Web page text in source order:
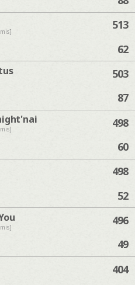
513
62
503
87
498
60
498
52
496
49
404